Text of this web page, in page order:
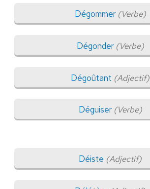
Dégommer (Verbe)
Dégonder (Verbe)
Dégoûtant (Adjectif)
Déguiser (Verbe)
Déiste (Adjectif)